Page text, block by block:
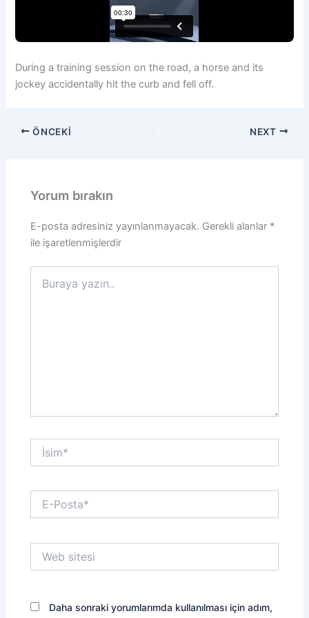
During a training session on the road, a horse and its
jockey accidentally hit the curb and fell off.
ÖNCEKI NEXT
Yorum bırakın
E-posta adresiniz yayınlanmayacak. Gerekli alanlar *
ile işaretlenmişlerdir
yazın..
İsim*
Posta*
sitesi
Daha sonraki yorumlarımda kullanılması için adım,